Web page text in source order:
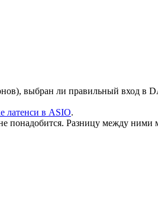
выбран ли правильный вход в
латенси в ASIO.
понадобится. Разницу между ними